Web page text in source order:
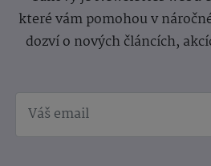
které vám pomohou v
dozví o nových článcích,